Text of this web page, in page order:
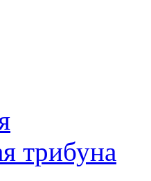
трибуна